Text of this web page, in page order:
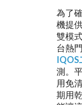
為了
機提
雙模
台熱
IQOS
測。
用免
期用